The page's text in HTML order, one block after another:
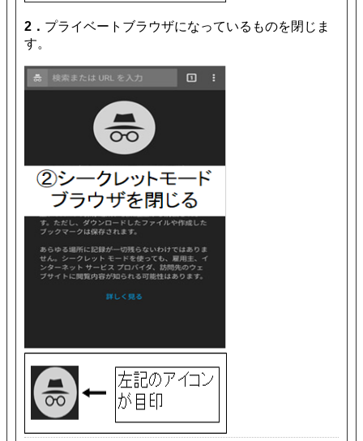
2． プライベートブラウザになっているものを閉じま
す。